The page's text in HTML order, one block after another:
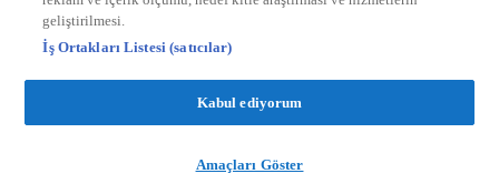
geliştirilmesi.
İş Ortakları Listesi (satıcılar)
Kabul ediyorum
Amaçları Göster